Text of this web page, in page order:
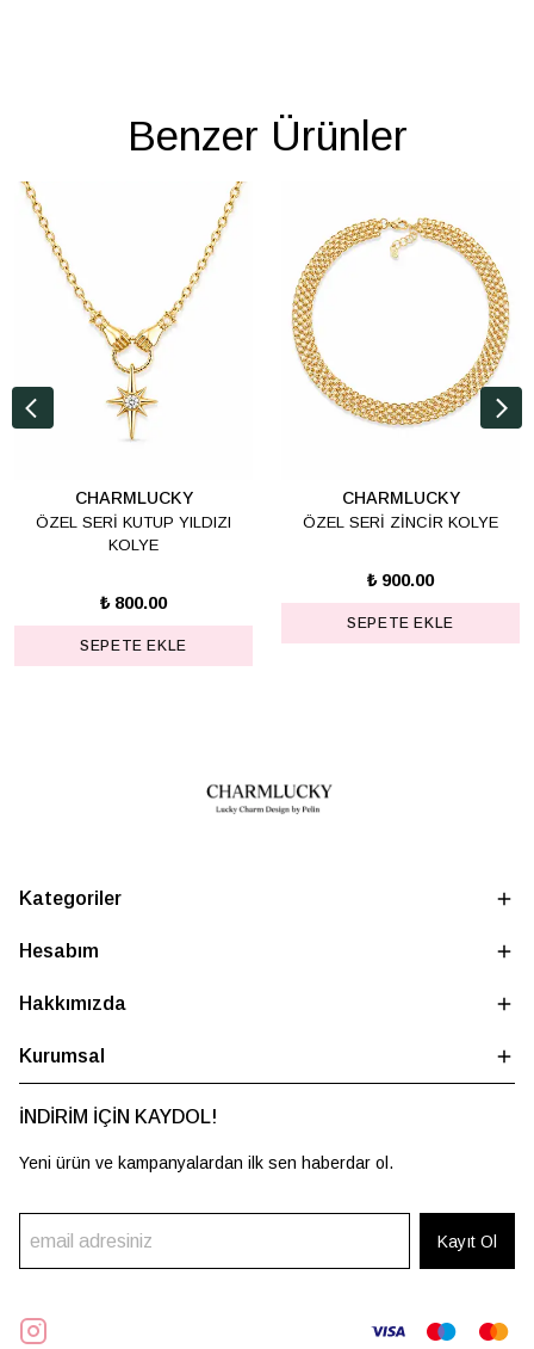
Benzer Ürünler
CHARMLUCKY
ÖZEL SERİ KUTUP YILDIZI
KOLYE
₺ 800.00
SEPETE EKLE
CHARMLUCKY
ÖZEL SERİ ZİNCİR KOLYE
₺ 900.00
SEPETE EKLE
Kategoriler
Hesabım
Hakkımızda
Kurumsal
İNDİRİM İÇİN KAYDOL!
Yeni ürün ve kampanyalardan ilk sen haberdar ol.
Kayıt Ol